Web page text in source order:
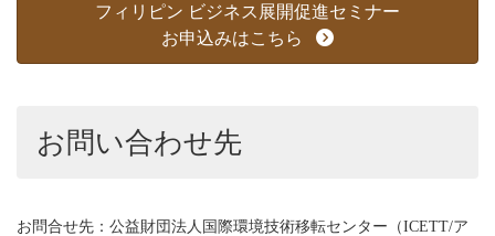
フィリピン ビジネス展開促進セミナー
お申込みはこちら
お問い合わせ先
お問合せ先：公益財団法人国際環境技術移転センター（ICETT/ア